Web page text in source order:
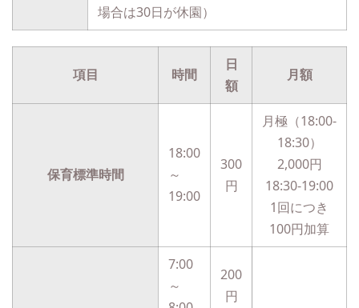
場合は30日が休園）
項目 時間
日
額
月額
保育標準時間
18:00
～
19:00
300
円
月極（18:00-
18:30）
2,000円
18:30-19:00
1回につき
100円加算
7:00
～
200
円